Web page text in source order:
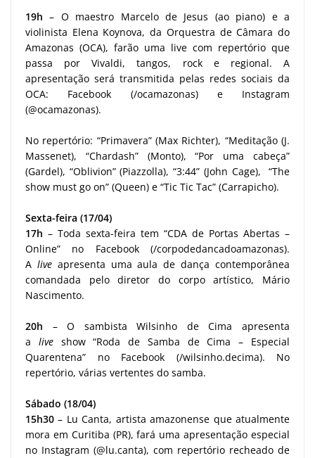
19h – O maestro Marcelo de Jesus (ao piano) e a
violinista Elena Koynova, da Orquestra de Câmara do
Amazonas (OCA), farão uma live com repertório que
passa por Vivaldi, tangos, rock e regional. A
apresentação será transmitida pelas redes sociais da
OCA: Facebook (/ocamazonas) e Instagram
(@ocamazonas).
No repertório: “Primavera” (Max Richter), “Meditação (J.
Massenet), “Chardash” (Monto), “Por uma cabeça”
(Gardel), “Oblivion” (Piazzolla), “3:44” (John Cage), “The
show must go on” (Queen) e “Tic Tic Tac” (Carrapicho).
Sexta-feira (17/04)
17h – Toda sexta-feira tem “CDA de Portas Abertas –
Online” no Facebook (/corpodedancadoamazonas).
A liveapresenta uma aula de dança contemporânea
comandada pelo diretor do corpo artístico, Mário
Nascimento.
20h – O sambista Wilsinho de Cima apresenta
a liveshow “Roda de Samba de Cima – Especial
Quarentena” no Facebook (/wilsinho.decima). No
repertório, várias vertentes do samba.
Sábado (18/04)
15h30 – Lu Canta, artista amazonense que atualmente
mora em Curitiba (PR), fará uma apresentação especial
no Instagram (@lu.canta), com repertório recheado de